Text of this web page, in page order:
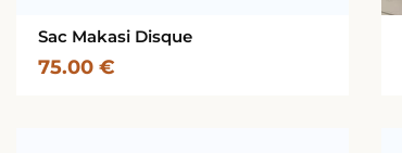
Sac Makasi Disque
75.00 €